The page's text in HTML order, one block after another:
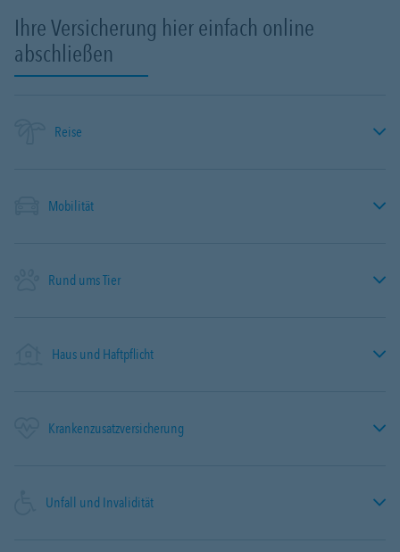
Ihre Versicherung hier einfach online
abschließen
Reise
Mobilität
Rund ums Tier
Haus und Haftpflicht
Krankenzusatzversicherung
Unfall und Invalidität